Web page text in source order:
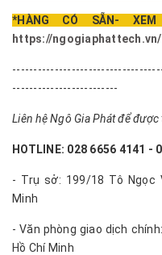
*HÀNG CÓ SẴN-
https://
-------------------------
Liên hệ Ngô Gia Phát để
HOTLINE: 028 6656 4141 -
- Trụ sở: 199/18 Tô Ngọc
Minh
- Văn phòng giao dịch
Hồ Chí Minh